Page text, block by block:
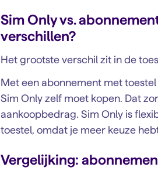
Sim Only vs.
verschillen?
Het grootste verschil zit in de
Met een abonnement met
Sim Only zelf moet kopen. Dat
aankoopbedrag. Sim Only is
toestel, omdat je meer keuze
Vergelijking: